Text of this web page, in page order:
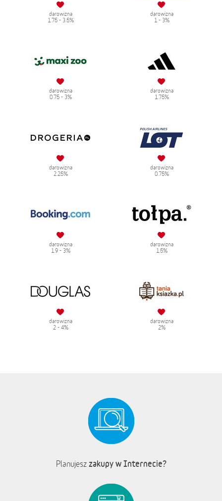
darowizna
1.75 - 3.5%
darowizna
1 - 3%
darowizna
0.75 - 3%
darowizna
1.75%
darowizna
2.25%
darowizna
0.75%
darowizna
1.9 - 3%
darowizna
1.5%
darowizna
2 - 4%
darowizna
2%
Planujesz zakupy w Internecie?